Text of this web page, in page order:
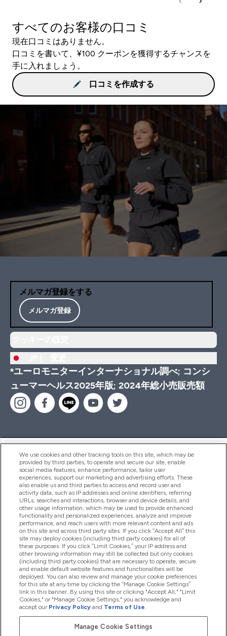
すべてのお客様の口コミ
現在口コミはありません。
口コミを書いて、¥100 クーポンを獲得するチャンスを
手に入れましょう。
口コミを作成する
メルマガ登録をする
メルマガ登録
*ユーロモニターインターナショナル調べ; コンシ
ューマーヘルス2025年版; 2024年総小売販売額
ヘルプ＆ガイド
商品について
会社概要
特典＆ポイント
2026 The Hut.com Ltd
We use cookies and other tracking tools on this site, which may be
provided by third parties, to operate and secure our site, enable
social media features, enhance performance, tailor user
experiences, support our marketing and advertising efforts. These
also enable us and third parties to access and record user and
activity data, such as IP addresses and online identifiers, referring
URLs, searches and interactions, browser and device details, and
other usage information, which may be used to provide enhanced
functionality and personalized experiences, analyze and improve
performance, and reach users with more relevant content and ads
on this site and across third party sites. If you click “Accept All” this
site may deploy cookies (including third party cookies) for all of
these purposes. If you click “Limit Cookies,” your IP address and
other browsing information may still be collected but only cookies
(including third party cookies) that are necessary to operate, secure
and enable default website features and functionalities will be
deployed. You can also review and manage your cookie preferences
for this site at any time by clicking the “Manage Cookie Settings”
link in this banner. By using this site or clicking "Accept All," "Limit
Cookies," or "Manage Cookie Settings," you acknowledge and
accept our Privacy Policy and Terms of Use.
Manage Cookie Settings